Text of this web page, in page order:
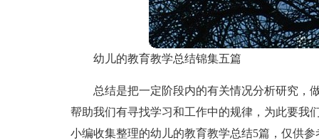
幼儿的教育教学总结锦集五篇
总结是把一定阶段内的有关情况分析研究，
帮助我们有寻找学习和工作中的规律，为此要我
小编收集整理的幼儿的教育教学总结5篇，仅供